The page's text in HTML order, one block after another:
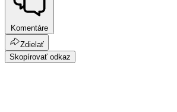
Komentáre
Zdielať
Skopírovať odkaz